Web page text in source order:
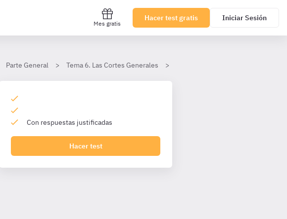
Mes gratis
Hacer test gratis Iniciar Sesión
Parte General Tema 6. Las Cortes Generales
Con respuestas justificadas
Hacer test